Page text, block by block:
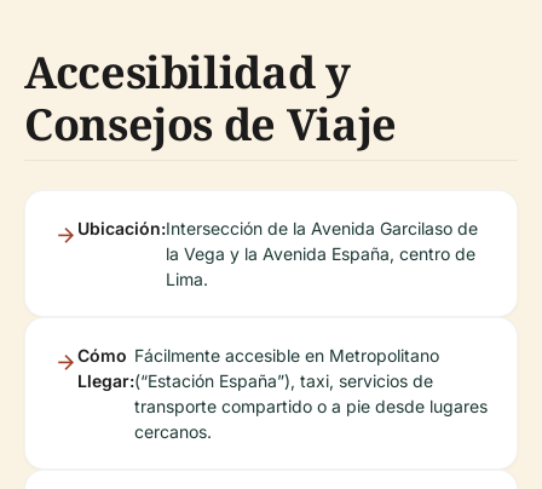
Accesibilidad y
Consejos de Viaje
Ubicación:Intersección de la Avenida Garcilaso de
la Vega y la Avenida España, centro de
Lima.
Cómo
Llegar:
Fácilmente accesible en Metropolitano
(“Estación España”), taxi, servicios de
transporte compartido o a pie desde lugares
cercanos.